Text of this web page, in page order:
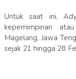
Untuk saat ini,
kepemimpinan
Magelang, Jawa
sejak 21 hingga 28